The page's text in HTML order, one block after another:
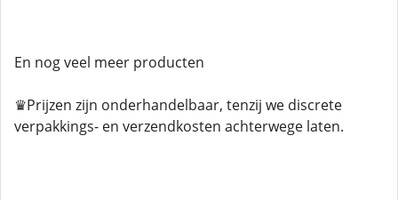
En nog veel meer producten
♛Prijzen zijn onderhandelbaar, tenzij we discrete
verpakkings- en verzendkosten achterwege laten.